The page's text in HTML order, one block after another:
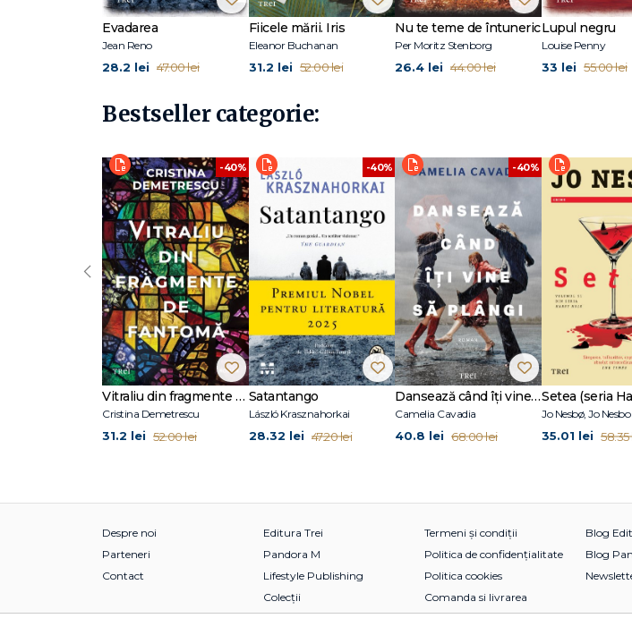
Evadarea
Jean Reno
28.2 lei 47.00 lei
Fiicele mării. Iris
Eleanor Buchanan
31.2 lei 52.00 lei
Nu te teme de întuneric
Per Moritz Stenborg
26.4 lei 44.00 lei
Lupul negru
Louise Penny
33 lei 55.00 lei
Bestseller categorie:
-40%
Vitraliu din fragmente de fantomă
Cristina Demetrescu
31.2 lei 52.00 lei
-40%
Satantango
László Krasznahorkai
28.32 lei 47.20 lei
-40%
Dansează când îți vine să plângi
Camelia Cavadia
40.8 lei 68.00 lei
Jo Nesbø, Jo Nesbo
35.01 lei 58.35
‹
Despre noi
Parteneri
Contact
Editura Trei
Pandora M
Lifestyle Publishing
Colecții
Termeni și condiții
Politica de confidențialitate
Politica cookies
Comanda si livrarea
Blog
Blog